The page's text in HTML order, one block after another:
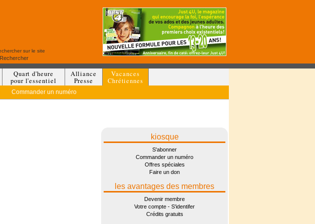
Quart d'heure
pour l'essentiel
Alliance
Presse
Vacances
Chrétiennes
Commander un numéro
kiosque
S'abonner
Commander un numéro
Offres spéciales
Faire un don
les avantages des membres
Devenir membre
Votre compte - S'identifer
Crédits gratuits